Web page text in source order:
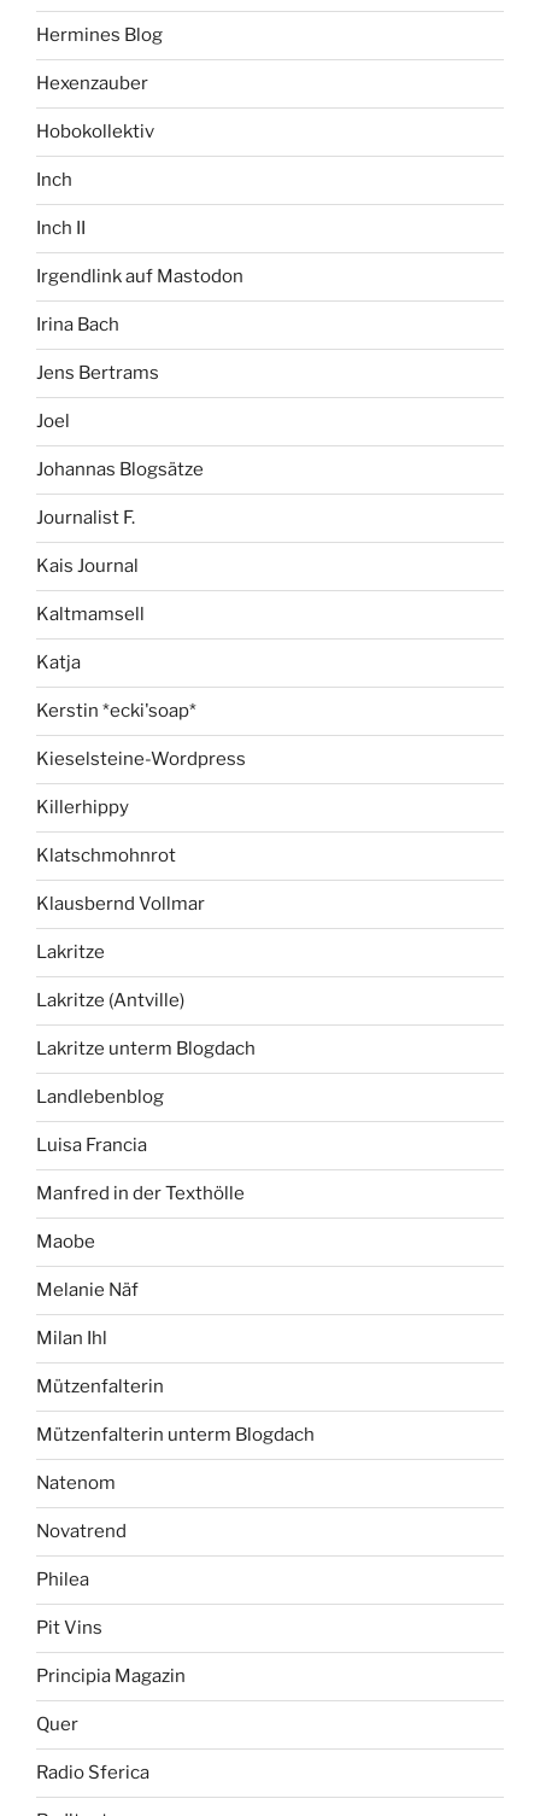
Hermines Blog
Hexenzauber
Hobokollektiv
Inch
Inch II
Irgendlink auf Mastodon
Irina Bach
Jens Bertrams
Joel
Johannas Blogsätze
Journalist F.
Kais Journal
Kaltmamsell
Katja
Kerstin *ecki'soap*
Kieselsteine-Wordpress
Killerhippy
Klatschmohnrot
Klausbernd Vollmar
Lakritze
Lakritze (Antville)
Lakritze unterm Blogdach
Landlebenblog
Luisa Francia
Manfred in der Texthölle
Maobe
Melanie Näf
Milan Ihl
Mützenfalterin
Mützenfalterin unterm Blogdach
Natenom
Novatrend
Philea
Pit Vins
Principia Magazin
Quer
Radio Sferica